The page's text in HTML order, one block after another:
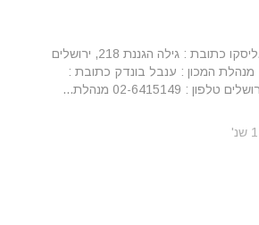
מנהלת המכון : קארין גליסקו כתובת : גילה הגננת 218, ירושלים
טלפון : 02-6451265 מנהלת המכון : ענבל בונדק כתובת :